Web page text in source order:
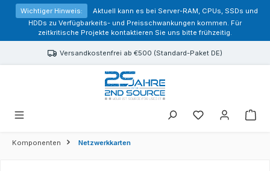
springen
Wichtiger Hinweis:
Aktuell kann es bei Server-RAM, CPUs, SSDs und
HDDs zu Verfügbarkeits- und Preisschwankungen kommen. Für
zeitkritische Projekte kontaktieren Sie uns bitte frühzeitig.
Versandkostenfrei ab €500 (Standard-Paket DE)
Sie haben 0
Komponenten Netzwerkkarten